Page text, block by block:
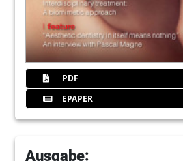
PDF
EPAPER
Ausgabe: